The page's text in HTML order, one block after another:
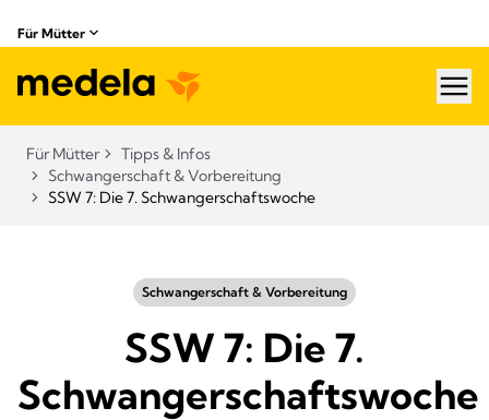
Für Mütter
Für Mütter
Tipps & Infos
Schwangerschaft & Vorbereitung
SSW 7: Die 7. Schwangerschaftswoche
Schwangerschaft & Vorbereitung
SSW 7: Die 7.
Schwangerschaftswoche